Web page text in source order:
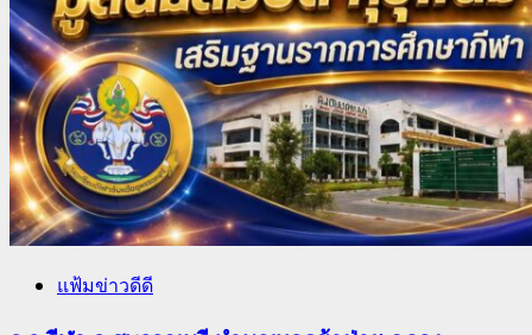
แฟ้มข่าวดีดี